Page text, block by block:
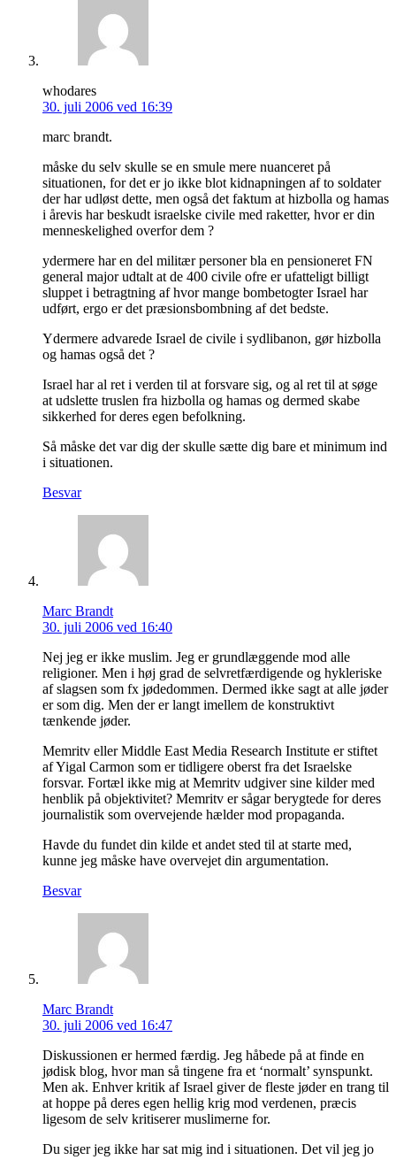
whodares
30. juli 2006 ved 16:39
marc brandt.
måske du selv skulle se en smule mere nuanceret på
situationen, for det er jo ikke blot kidnapningen af to soldater
der har udløst dette, men også det faktum at hizbolla og hamas
i årevis har beskudt israelske civile med raketter, hvor er din
menneskelighed overfor dem ?
ydermere har en del militær personer bla en pensioneret FN
general major udtalt at de 400 civile ofre er ufatteligt billigt
sluppet i betragtning af hvor mange bombetogter Israel har
udført, ergo er det præsionsbombning af det bedste.
Ydermere advarede Israel de civile i sydlibanon, gør hizbolla
og hamas også det ?
Israel har al ret i verden til at forsvare sig, og al ret til at søge
at udslette truslen fra hizbolla og hamas og dermed skabe
sikkerhed for deres egen befolkning.
Så måske det var dig der skulle sætte dig bare et minimum ind
i situationen.
Besvar
Marc Brandt
30. juli 2006 ved 16:40
Nej jeg er ikke muslim. Jeg er grundlæggende mod alle
religioner. Men i høj grad de selvretfærdigende og hykleriske
af slagsen som fx jødedommen. Dermed ikke sagt at alle jøder
er som dig. Men der er langt imellem de konstruktivt
tænkende jøder.
Memritv eller Middle East Media Research Institute er stiftet
af Yigal Carmon som er tidligere oberst fra det Israelske
forsvar. Fortæl ikke mig at Memritv udgiver sine kilder med
henblik på objektivitet? Memritv er sågar berygtede for deres
journalistik som overvejende hælder mod propaganda.
Havde du fundet din kilde et andet sted til at starte med,
kunne jeg måske have overvejet din argumentation.
Besvar
Marc Brandt
30. juli 2006 ved 16:47
Diskussionen er hermed færdig. Jeg håbede på at finde en
jødisk blog, hvor man så tingene fra et ‘normalt’ synspunkt.
Men ak. Enhver kritik af Israel giver de fleste jøder en trang til
at hoppe på deres egen hellig krig mod verdenen, præcis
ligesom de selv kritiserer muslimerne for.
Du siger jeg ikke har sat mig ind i situationen. Det vil jeg jo